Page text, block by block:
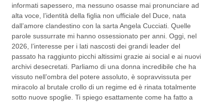
informati sapessero, ma nessuno osasse mai pronunciare ad
alta voce, l’identità della figlia non ufficiale del Duce, nata
dall’amore clandestino con la sarta Angela Cucciati. Quelle
parole sussurrate mi hanno ossessionato per anni. Oggi, nel
2026, l’interesse per i lati nascosti dei grandi leader del
passato ha raggiunto picchi altissimi grazie ai social e ai nuovi
archivi desecretati. Parliamo di una donna incredibile che ha
vissuto nell’ombra del potere assoluto, è sopravvissuta per
miracolo al brutale crollo di un regime ed è rinata totalmente
sotto nuove spoglie. Ti spiego esattamente come ha fatto a